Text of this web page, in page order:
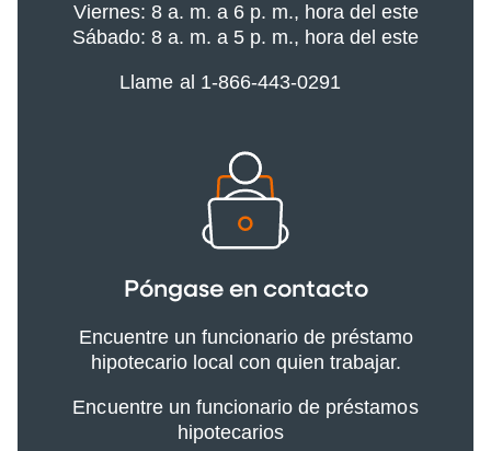
Viernes: 8 a. m. a 6 p. m., hora del este
Sábado: 8 a. m. a 5 p. m., hora del este
Llame al 1-866-443-0291
Póngase en contacto
Encuentre un funcionario de préstamo
hipotecario local con quien trabajar.
Encuentre un funcionario de préstamos
hipotecarios